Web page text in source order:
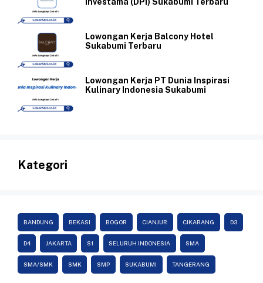
Lowongan Kerja Balcony Hotel
Sukabumi Terbaru
Lowongan Kerja PT Dunia Inspirasi
Kulinary Indonesia Sukabumi
Kategori
BANDUNG BEKASI BOGOR CIANJUR CIKARANG D3
D4 JAKARTA S1 SELURUH INDONESIA SMA
SMA/SMK SMK SMP SUKABUMI TANGERANG